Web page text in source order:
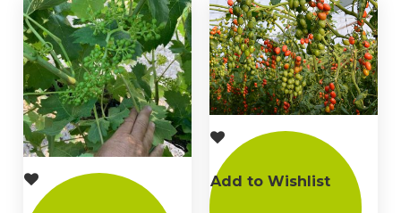
Add to Wishlist